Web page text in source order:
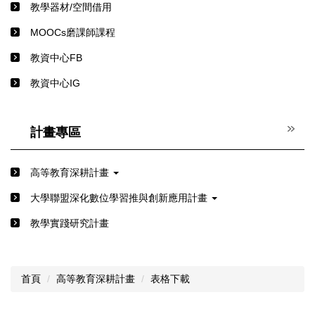
教學器材/空間借用
MOOCs磨課師課程
教資中心FB
教資中心IG
計畫專區
高等教育深耕計畫
⼤學聯盟深化數位學習推與創新應⽤計畫
教學實踐研究計畫
首頁 高等教育深耕計畫 表格下載